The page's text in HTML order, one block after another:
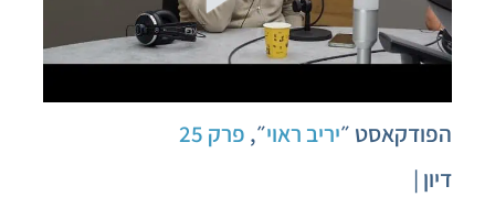
הפודקאסט ״יריב ראוי״, פרק 25
דיון |